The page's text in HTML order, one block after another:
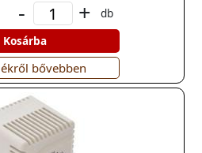
- +
db
Kosárba
bővebben